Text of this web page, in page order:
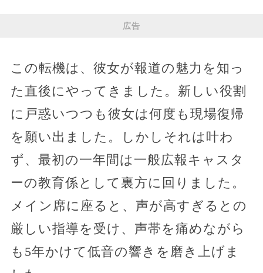
広告
この転機は、彼女が報道の魅力を知っ
た直後にやってきました。新しい役割
に戸惑いつつも彼女は何度も現場復帰
を願い出ました。しかしそれは叶わ
ず、最初の一年間は一般広報キャスタ
ーの教育係として裏方に回りました。
メイン席に座ると、声が高すぎるとの
厳しい指導を受け、声帯を痛めながら
も5年かけて低音の響きを磨き上げま